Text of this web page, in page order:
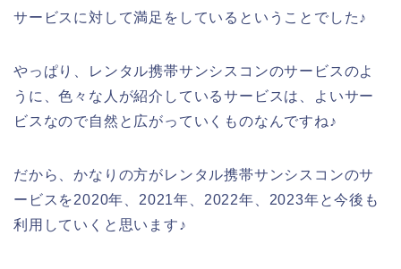
サービスに対して満足をしているということでした♪
やっぱり、レンタル携帯サンシスコンのサービスのよ
うに、色々な人が紹介しているサービスは、よいサー
ビスなので自然と広がっていくものなんですね♪
だから、かなりの方がレンタル携帯サンシスコンのサ
ービスを2020年、2021年、2022年、2023年と今後も
利用していくと思います♪